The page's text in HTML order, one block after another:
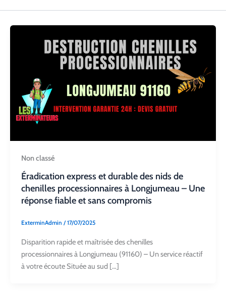
Non classé
Éradication express et durable des nids de
chenilles processionnaires à Longjumeau – Une
réponse fiable et sans compromis
ExterminAdmin /17/07/2025
Disparition rapide et maîtrisée des chenilles
processionnaires à Longjumeau (91160) – Un service réactif
à votre écoute Située au sud […]